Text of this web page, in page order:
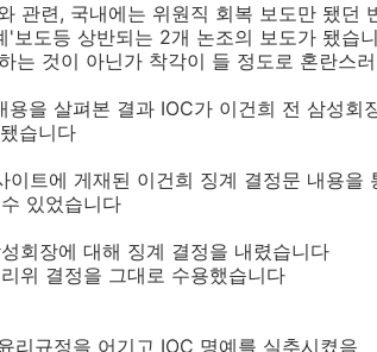
관련, 국내에는 위원직 회복 보도만 됐던
도등 상반되는 2개 논조의 보도가 됐습
는 것이 아닌가 착각이 들 정도로 혼란스
을 살펴본 결과 IOC가 이건희 전 삼성회
습니다
트에 게재된 이건희 징계 결정문 내용을
있었습니다
회장에 대해 징계 결정을 내렸습니다
위 결정을 그대로 수용했습니다
리규정을 어기고 IOC 명예를 실추시켰음